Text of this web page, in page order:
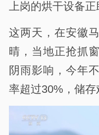
上岗的烘干设备正
这两天，在安徽
晴，当地正抢抓
阴雨影响，今年
率超过30%，储存